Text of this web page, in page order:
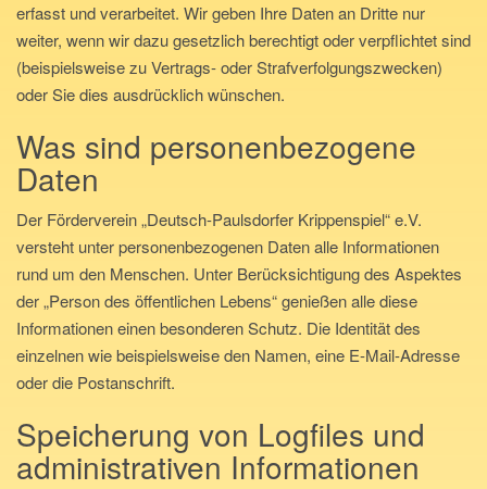
erfasst und verarbeitet. Wir geben Ihre Daten an Dritte nur
weiter, wenn wir dazu gesetzlich berechtigt oder verpflichtet sind
(beispielsweise zu Vertrags- oder Strafverfolgungszwecken)
oder Sie dies ausdrücklich wünschen.
Was sind personenbezogene
Daten
Der Förderverein „Deutsch-Paulsdorfer Krippenspiel“ e.V.
versteht unter personenbezogenen Daten alle Informationen
rund um den Menschen. Unter Berücksichtigung des Aspektes
der „Person des öffentlichen Lebens“ genießen alle diese
Informationen einen besonderen Schutz. Die Identität des
einzelnen wie beispielsweise den Namen, eine E-Mail-Adresse
oder die Postanschrift.
Speicherung von Logfiles und
administrativen Informationen